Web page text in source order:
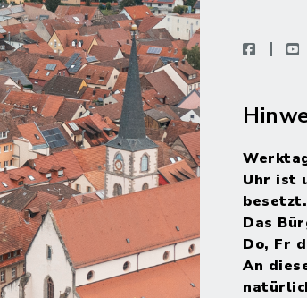
Uhr ist
besetzt.
Das
Do, Fr
An